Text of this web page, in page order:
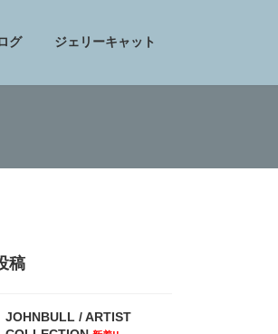
グ ジェリーキャット
稿
JOHNBULL / ARTIST